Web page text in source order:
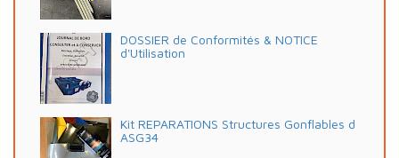
DOSSIER de Conformités & NOTICE
d'Utilisation
Kit REPARATIONS Structures Gonflables d
ASG34